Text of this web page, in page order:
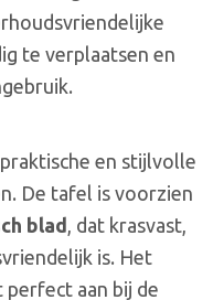
te verplaatsen en
en stijlvolle
De tafel is voorzien
blad , dat krasvast,
is. Het
perfect aan bij de